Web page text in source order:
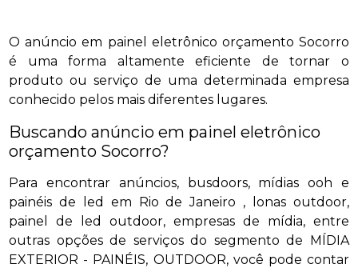
O anúncio em painel eletrônico orçamento Socorro
é uma forma altamente eficiente de tornar o
produto ou serviço de uma determinada empresa
conhecido pelos mais diferentes lugares.
Buscando anúncio em painel eletrônico
orçamento Socorro?
Para encontrar anúncios, busdoors, mídias ooh e
painéis de led em Rio de Janeiro , lonas outdoor,
painel de led outdoor, empresas de mídia, entre
outras opções de serviços do segmento de MÍDIA
EXTERIOR - PAINÉIS, OUTDOOR, você pode contar